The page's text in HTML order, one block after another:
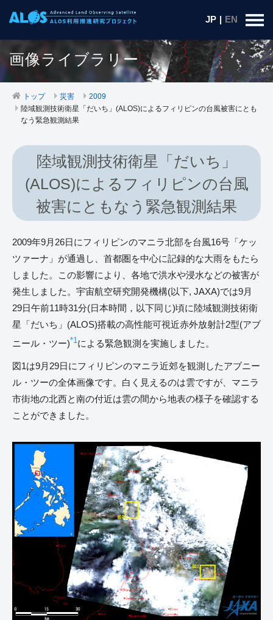
JP | EN
画像ライブラリー
トップ 災害
2009
陸域観測技術衛星「だいち」(ALOS)によるフィリピンの台風被害にとも
なう緊急観測結果
陸域観測技術衛星「だいち」
(ALOS)によるフィリピンの台風
被害にともなう緊急観測結果
2009年9月26日にフィリピンのマニラ北部を台風16号「ケッ
ツァーナ」が通過し、首都圏を中心に記録的な大雨をもたら
しました。この影響により、各地で洪水や浸水などの被害が
発生しました。宇宙航空研究開発機構(以下, JAXA)では9月
29日午前11時31分(日本時間，以下同じ)頃に陸域観測技術衛
星「だいち」(ALOS)搭載の高性能可視近赤外放射計2型(アブ
ニール・ツー)*1 による緊急観測を実施しました。
図1は9月29日にフィリピンのマニラ近郊を観測したアブニー
ル・ツーの全体画像です。白く見えるのは雲ですが、マニラ
市街地の北西と南の付近は雲の間から地表の様子を確認する
ことができました。